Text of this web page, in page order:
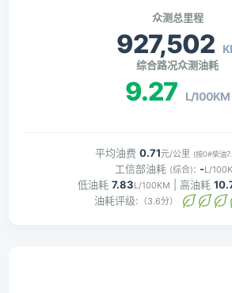
众测总里程
927,502
综合路况众测油耗
9.27 L/100KM
平均油费 0.71元/公里 (按0#柴油
工信部油耗 (综合): -L/
低油耗 7.83L/100KM | 高油耗
油耗评级: （3.6分）